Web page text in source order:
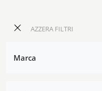
AZZERA FILTRI
Marca